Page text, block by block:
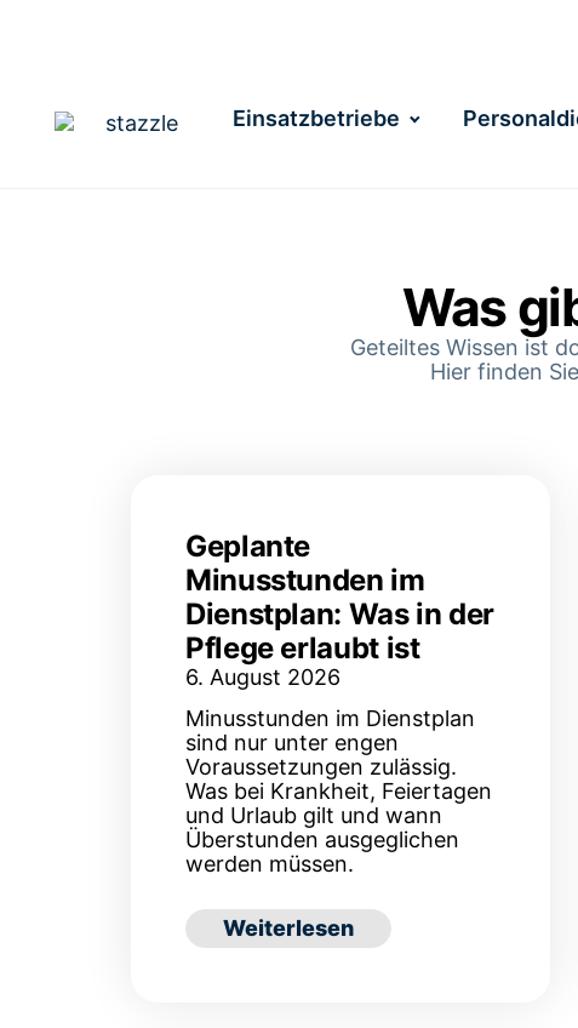
Einsatzbetriebe
Was
Geteiltes Wissen ist
Hier finden
Geplante
Minusstunden im
Dienstplan: Was in der
Pflege erlaubt ist
6. August 2026
Minusstunden im Dienstplan
sind nur unter engen
Voraussetzungen zulässig.
Was bei Krankheit, Feiertagen
und Urlaub gilt und wann
Überstunden ausgeglichen
werden müssen.
Weiterlesen
: Geplante Minusstunden im